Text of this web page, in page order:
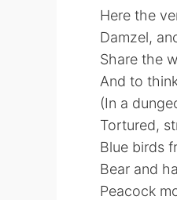
Here the
Damzel,
Share the
And to
(In a
Tortured,
Blue birds
Bear and
Peacock